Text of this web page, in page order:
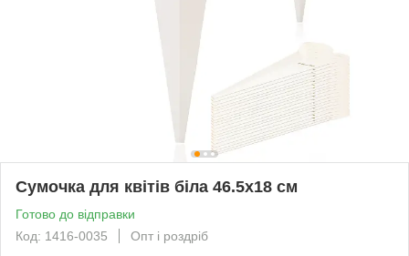
Сумочка для квітів біла 46.5х18 см
Готово до відправки
Код: 1416-0035
Опт і роздріб